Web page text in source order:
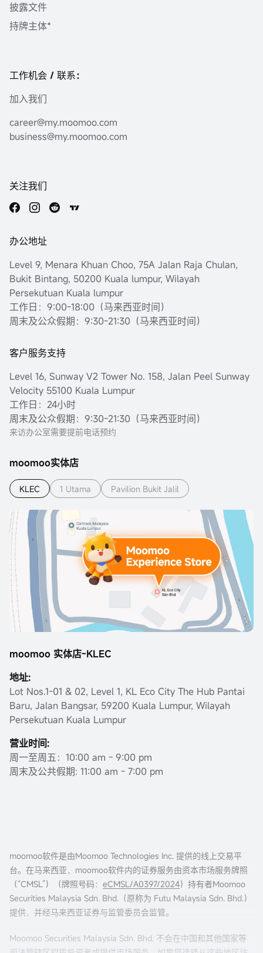
披露文件
持牌主体*
工作机会 / 联系：
加入我们
career@my.moomoo.com
business@my.moomoo.com
关注我们
办公地址
Level 9, Menara Khuan Choo, 75A Jalan Raja Chulan,
Bukit Bintang, 50200 Kuala lumpur, Wilayah
Persekutuan Kuala lumpur
工作日：9:00-18:00（马来西亚时间）
周末及公众假期：9:30-21:30（马来西亚时间）
客户服务支持
Level 16, Sunway V2 Tower No. 158, Jalan Peel Sunway
Velocity 55100 Kuala Lumpur
工作日：24小时
周末及公众假期：9:30-21:30（马来西亚时间）
来访办公室需要提前电话预约
moomoo实体店
KLEC 1 Utama Pavilion Bukit Jalil
moomoo 实体店-KLEC
地址:
Lot Nos.1-01 & 02, Level 1, KL Eco City The Hub Pantai
Baru, Jalan Bangsar, 59200 Kuala Lumpur, Wilayah
Persekutuan Kuala Lumpur
营业时间:
周一至周五：10:00 am - 9:00 pm
周末及公共假期: 11:00 am - 7:00 pm
moomoo软件是由Moomoo Technologies Inc. 提供的线上交易平
台。在马来西亚，moomoo软件内的证券服务由资本市场服务牌照
（“CMSL”）（牌照号码： eCMSL/A0397/2024）持有者Moomoo
Securities Malaysia Sdn. Bhd.（原称为 Futu Malaysia Sdn. Bhd.）
提供，并经马来西亚证券与监管委员会监管。
Moomoo Securities Malaysia Sdn. Bhd. 不会在中国和其他国家等